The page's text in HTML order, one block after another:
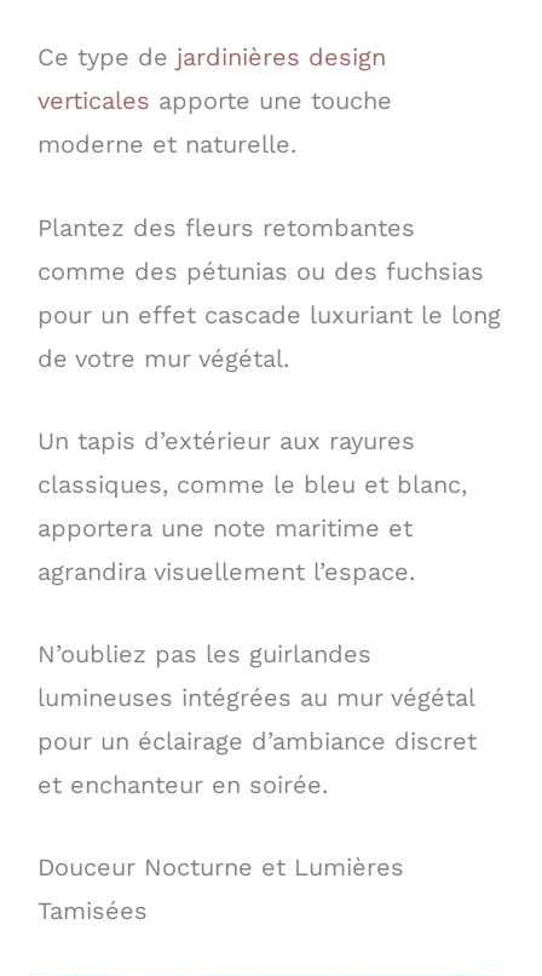
Ce type de jardinières design
verticales apporte une touche
moderne et naturelle.
Plantez des fleurs retombantes
comme des pétunias ou des fuchsias
pour un effet cascade luxuriant le long
de votre mur végétal.
Un tapis d’extérieur aux rayures
classiques, comme le bleu et blanc,
apportera une note maritime et
agrandira visuellement l’espace.
N’oubliez pas les guirlandes
lumineuses intégrées au mur végétal
pour un éclairage d’ambiance discret
et enchanteur en soirée.
Douceur Nocturne et Lumières
Tamisées